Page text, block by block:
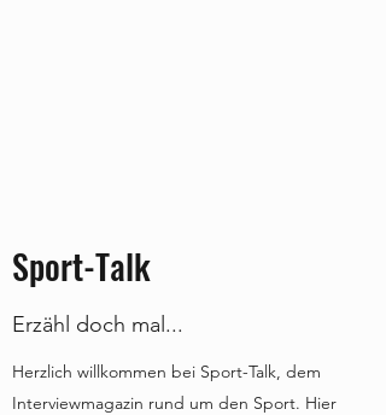
Sport-Talk
Erzähl doch mal...
Herzlich willkommen bei Sport-Talk, dem
Interviewmagazin rund um den Sport. Hier